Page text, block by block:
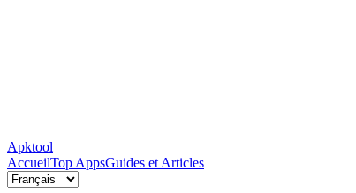
Apktool
AccueilTop AppsGuides et Articles